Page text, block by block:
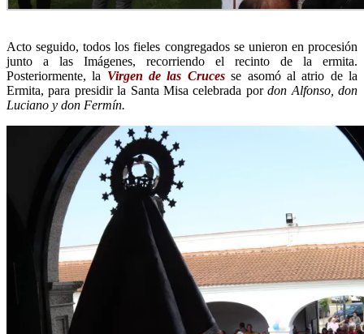
Acto seguido, todos los fieles congregados se unieron en procesión
junto a las Imágenes, recorriendo el recinto de la ermita.
Posteriormente, la Virgen de las Cruces se asomó al atrio de la
Ermita, para presidir la Santa Misa celebrada pordon Alfonso, don
Luciano y don Fermín.